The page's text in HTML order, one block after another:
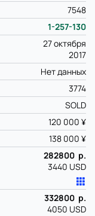
7548
1-257-130
27 октября
2017
Нет данных
3774
SOLD
120 000 ¥
138 000 ¥
282800 р.
3440 USD
332800 р.
4050 USD